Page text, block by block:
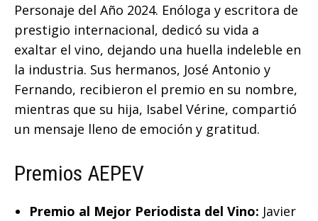
Personaje del Año 2024. Enóloga y escritora de
prestigio internacional, dedicó su vida a
exaltar el vino, dejando una huella indeleble en
la industria. Sus hermanos, José Antonio y
Fernando, recibieron el premio en su nombre,
mientras que su hija, Isabel Vérine, compartió
un mensaje lleno de emoción y gratitud.
Premios AEPEV
Premio al Mejor Periodista del Vino: Javier